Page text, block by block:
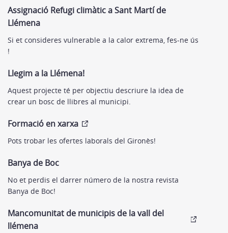
Assignació Refugi climàtic a Sant Martí de
Llémena
Si et consideres vulnerable a la calor extrema, fes-ne ús
!
Llegim a la Llémena!
Aquest projecte té per objectiu descriure la idea de
crear un bosc de llibres al municipi.
Formació en xarxa
Pots trobar les ofertes laborals del Gironès!
Banya de Boc
No et perdis el darrer número de la nostra revista
Banya de Boc!
Mancomunitat de municipis de la vall del
llémena